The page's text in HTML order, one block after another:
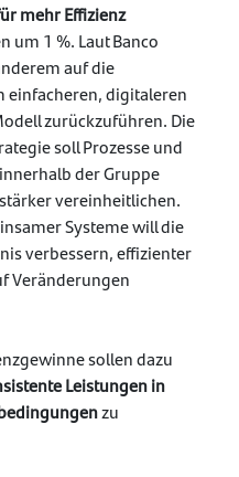
mehr Effizienz
um 1 %. Laut Banco
auf die
einfacheren, digitaleren
zurückzuführen. Die
soll Prozesse und
der Gruppe
vereinheitlichen.
Systeme will die
verbessern, effizienter
Veränderungen
sollen dazu
Leistungen in
zu